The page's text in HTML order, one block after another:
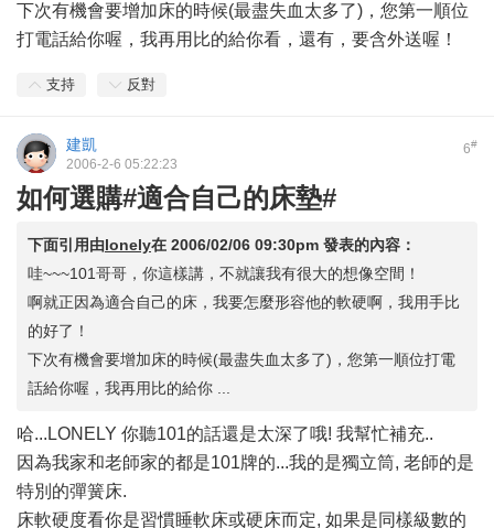
下次有機會要增加床的時候(最盡失血太多了)，您第一順位
打電話給你喔，我再用比的給你看，還有，要含外送喔！
支持 反對
6#
建凱
2006-2-6 05:22:23
如何選購#適合自己的床墊#
下面引用由lonely在 2006/02/06 09:30pm 發表的內容：
哇~~~101哥哥，你這樣講，不就讓我有很大的想像空間！
啊就正因為適合自己的床，我要怎麼形容他的軟硬啊，我用手比
的好了！
下次有機會要增加床的時候(最盡失血太多了)，您第一順位打電
話給你喔，我再用比的給你 ...
哈...LONELY 你聽101的話還是太深了哦! 我幫忙補充..
因為我家和老師家的都是101牌的...我的是獨立筒, 老師的是
特別的彈簧床.
床軟硬度看你是習慣睡軟床或硬床而定, 如果是同樣級數的